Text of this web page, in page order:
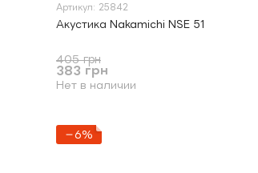
Артикул: 25842
Акустика Nakamichi NSE 51
405 грн
383 грн
Нет в наличии
−6%